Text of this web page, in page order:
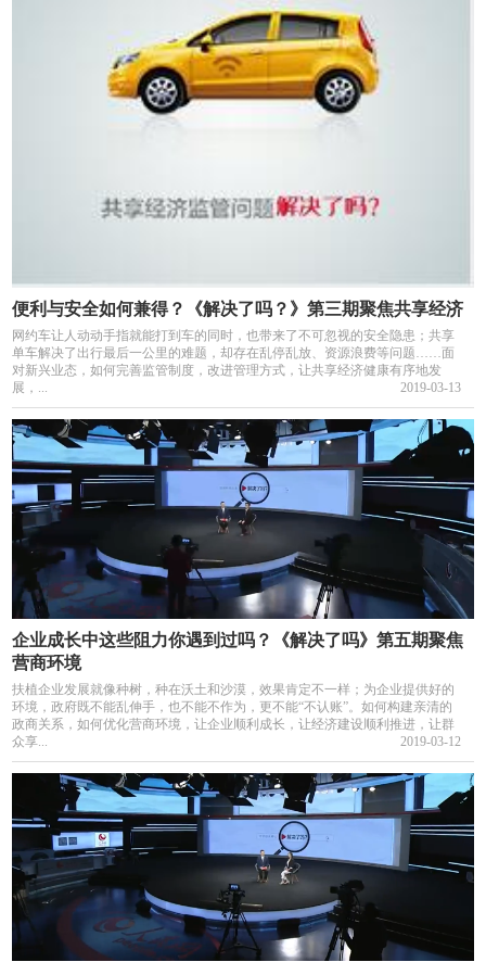
便利与安全如何兼得？《解决了吗？》第三期聚焦共享经济
网约车让人动动手指就能打到车的同时，也带来了不可忽视的安全隐患；共享
单车解决了出行最后一公里的难题，却存在乱停乱放、资源浪费等问题……面
对新兴业态，如何完善监管制度，改进管理方式，让共享经济健康有序地发
展，...
2019-03-13
企业成长中这些阻力你遇到过吗？《解决了吗》第五期聚焦
营商环境
扶植企业发展就像种树，种在沃土和沙漠，效果肯定不一样；为企业提供好的
环境，政府既不能乱伸手，也不能不作为，更不能“不认账”。如何构建亲清的
政商关系，如何优化营商环境，让企业顺利成长，让经济建设顺利推进，让群
众享...
2019-03-12